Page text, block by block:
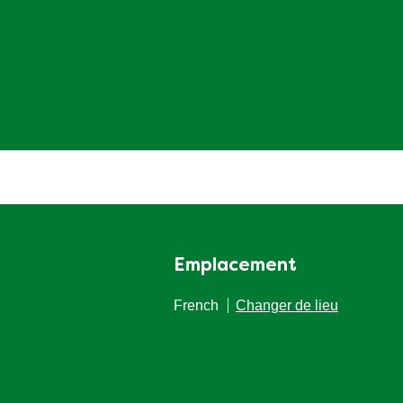
Emplacement
French Changer de lieu